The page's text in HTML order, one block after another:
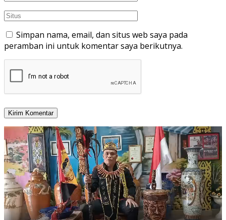
Simpan nama, email, dan situs web saya pada
peramban ini untuk komentar saya berikutnya.